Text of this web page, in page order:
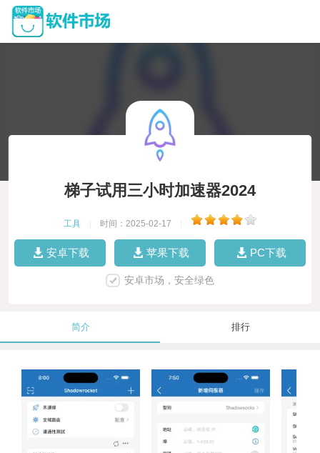
梯子试用三小时加速器2024
工具 时间：2025-02-17
安卓下载 苹果下载 PC下载
安卓市场，安全绿色
简介 排行